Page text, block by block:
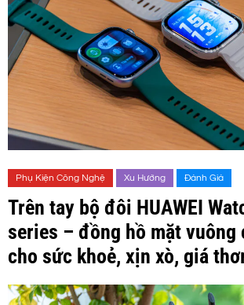
Phụ Kiện Công Nghệ Xu Hướng Đánh Giá
Trên tay bộ đôi HUAWEI
series – đồng hồ mặt vuông
cho sức khoẻ, xịn xò, giá